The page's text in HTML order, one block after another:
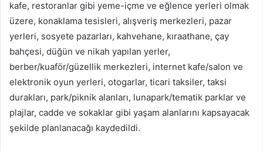
kafe, restoranlar gibi yeme-içme ve eğlence yerleri olmak
üzere, konaklama tesisleri, alışveriş merkezleri, pazar
yerleri, sosyete pazarları, kahvehane, kıraathane, çay
bahçesi, düğün ve nikah yapılan yerler,
berber/kuaför/güzellik merkezleri, internet kafe/salon ve
elektronik oyun yerleri, otogarlar, ticari taksiler, taksi
durakları, park/piknik alanları, lunapark/tematik parklar ve
plajlar, cadde ve sokaklar gibi yaşam alanlarını kapsayacak
şekilde planlanacağı kaydedildi.